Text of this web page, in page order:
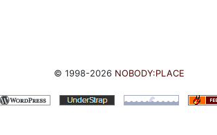
© 1998-2026 NOBODY:PLACE